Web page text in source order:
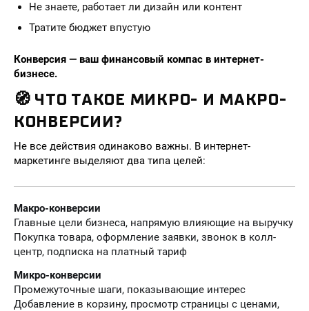
Не знаете, работает ли дизайн или контент
Тратите бюджет впустую
Конверсия — ваш финансовый компас в интернет-
бизнесе.
🧭 ЧТО ТАКОЕ МИКРО- И МАКРО-
КОНВЕРСИИ?
Не все действия одинаково важны. В интернет-
маркетинге выделяют два типа целей:
Макро-конверсии
Главные цели бизнеса, напрямую влияющие на выручку
Покупка товара, оформление заявки, звонок в колл-
центр, подписка на платный тариф
Микро-конверсии
Промежуточные шаги, показывающие интерес
Добавление в корзину, просмотр страницы с ценами,